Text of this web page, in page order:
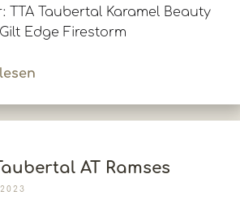
TTA Taubertal Karamel Beauty
Edge Firestorm
AT Ramses